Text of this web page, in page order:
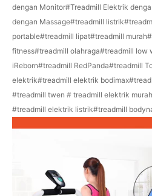
dengan Monitor#Treadmill Elektrik
dengan Massage#treadmill
portable#treadmill lipat#treadmill
fitness#treadmill olahraga#treadmill low
iReborn#treadmill RedPanda#treadmill
elektrik#treadmill elektrik
#treadmill twen # treadmill elektrik
#treadmill elektrik listrik#treadmill